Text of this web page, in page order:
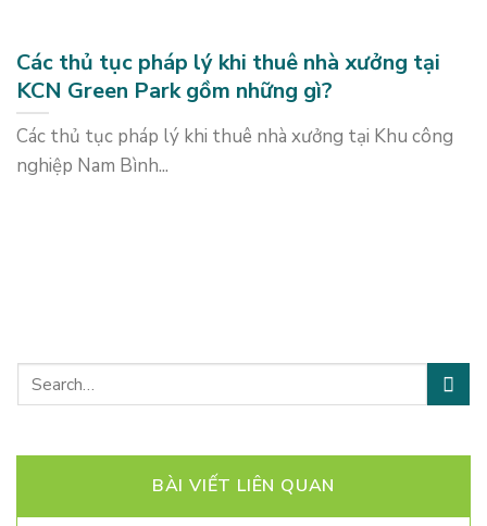
Các thủ tục pháp lý khi thuê nhà xưởng tại
KCN Green Park gồm những gì?
Các thủ tục pháp lý khi thuê nhà xưởng tại Khu công
nghiệp Nam Bình...
BÀI VIẾT LIÊN QUAN